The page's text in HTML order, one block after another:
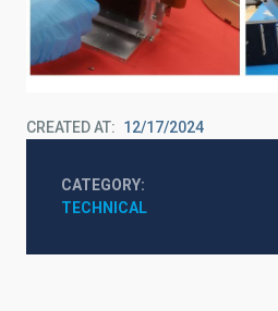
CREATED AT 12/17/2024
CATEGORY
TECHNICAL